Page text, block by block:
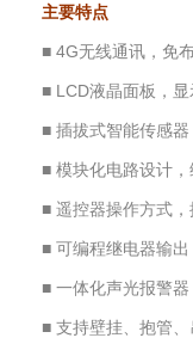
主要特点
■ 4G无线通讯，免
■ LCD液晶面板，
■ 插拔式智能传感
■ 模块化电路设计
■ 遥控器操作方式
■ 可编程继电器输
■ 一体化声光报警
■ 支持壁挂、抱管